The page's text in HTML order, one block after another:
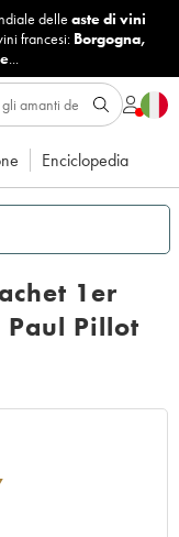
delle aste di vini
francesi: Borgogna,
...
Enciclopedia
1er
Paul Pillot